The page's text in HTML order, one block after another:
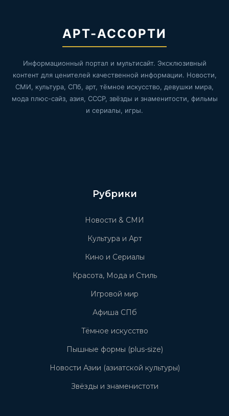
АРТ-АССОРТИ
Информационный портал и мультисайт. Эксклюзивный
контент для ценителей качественной информации. Новости,
СМИ, культура, СПб, арт, тёмное искусство, девушки мира,
мода плюс-сайз, азия, СССР, звёзды и знаменитости, фильмы
и сериалы, игры.
Рубрики
Новости & СМИ
Культура и Арт
Кино и Сериалы
Красота, Мода и Стиль
Игровой мир
Афиша СПб
Тёмное искусство
Пышные формы (plus-size)
Новости Азии (азиатской культуры)
Звёзды и знаменистоти